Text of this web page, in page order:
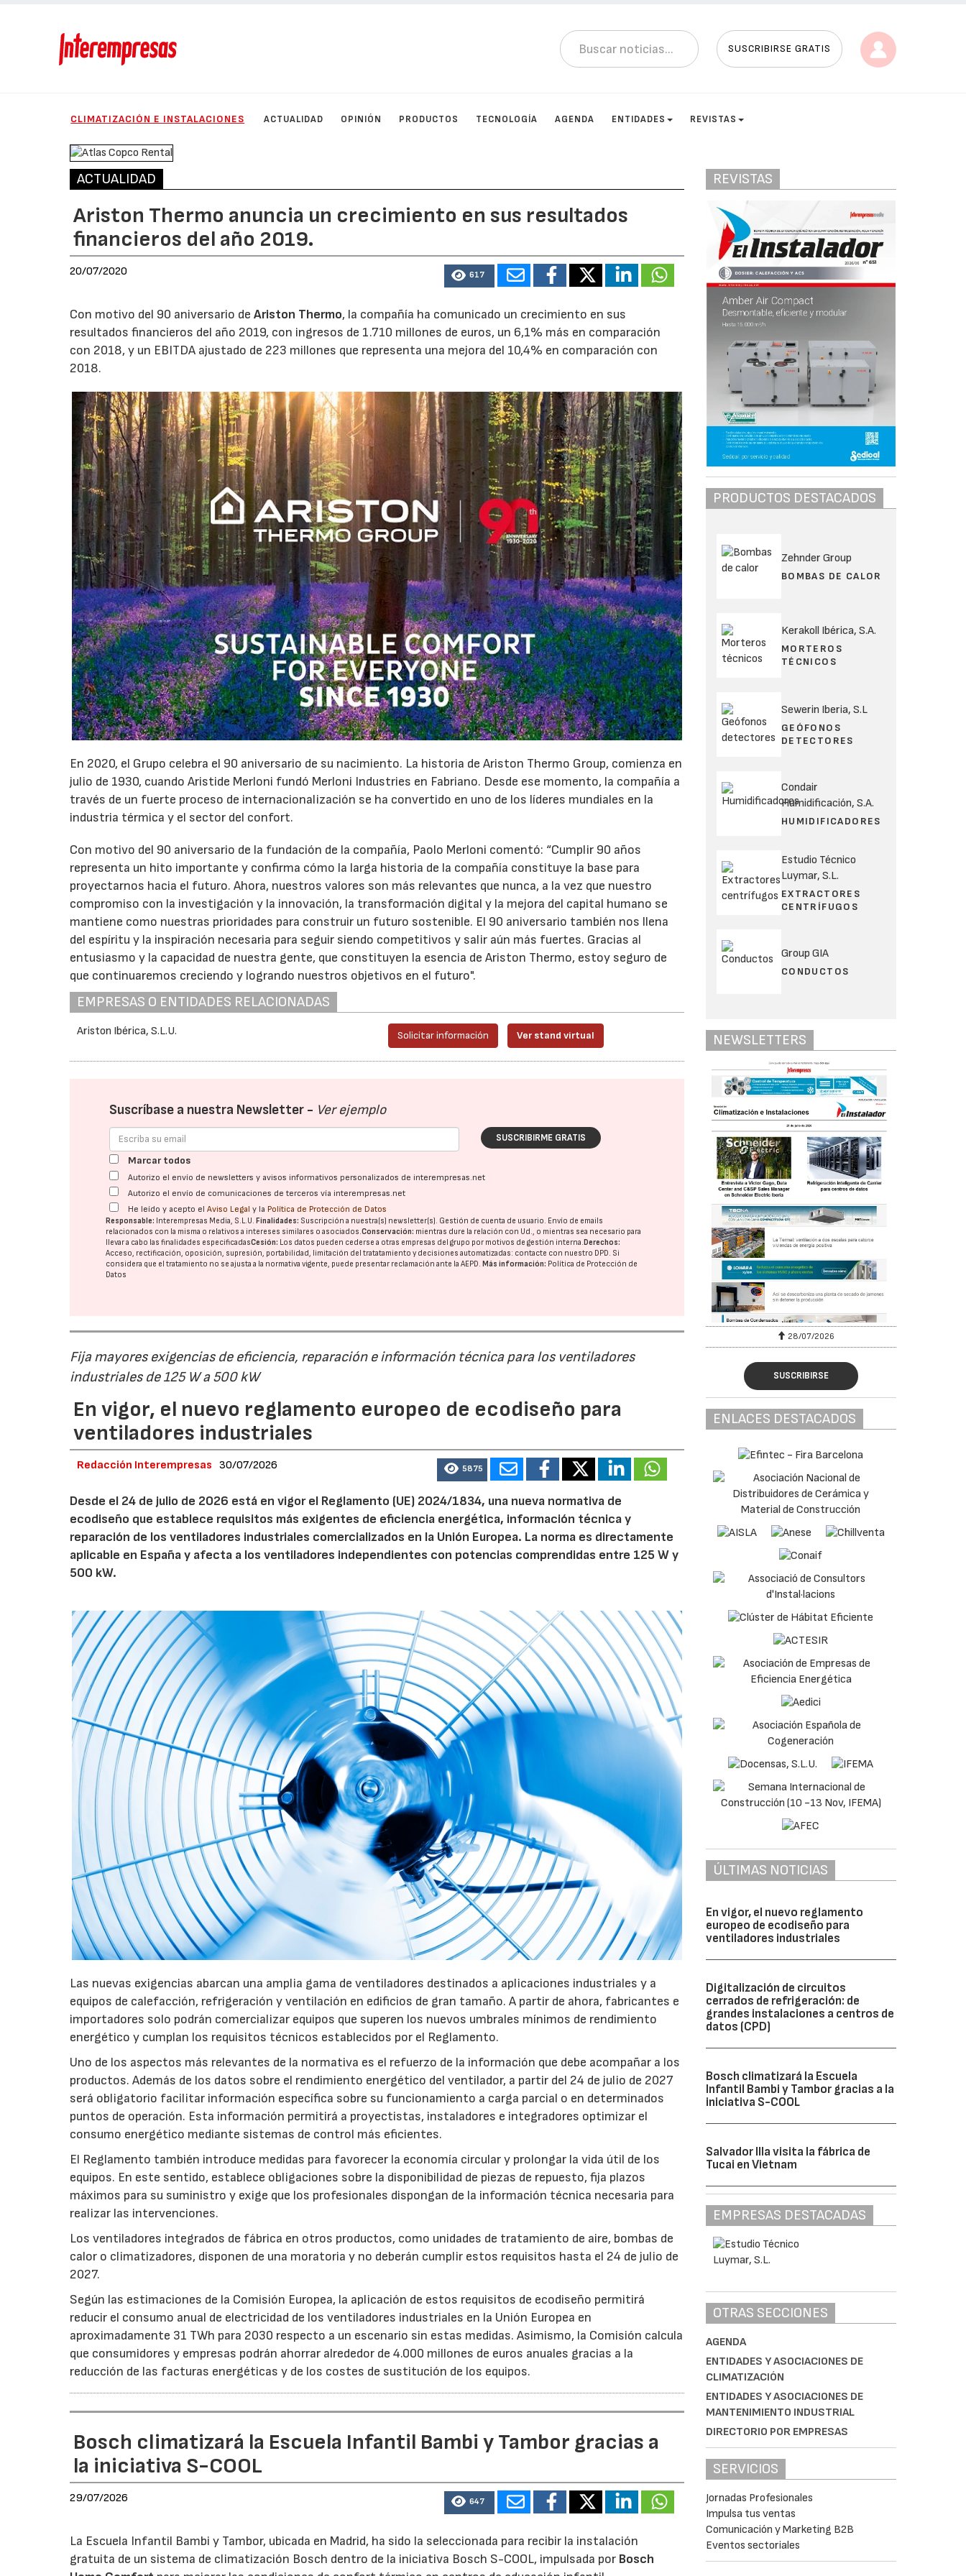
SUSCRIBIRSE GRATIS
CLIMATIZACIÓN E INSTALACIONES ACTUALIDAD OPINIÓN PRODUCTOS TECNOLOGÍA AGENDA ENTIDADES REVISTAS
ACTUALIDAD
Ariston Thermo anuncia un crecimiento en sus resultados
financieros del año 2019.
20/07/2020 617
Con motivo del 90 aniversario deAriston Thermo, la compañía ha comunicado un crecimiento en sus
resultados financieros del año 2019, con ingresos de 1.710 millones de euros, un 6,1% más en comparación
con 2018, y un EBITDA ajustado de 223 millones que representa una mejora del 10,4% en comparación con
2018.
En 2020, el Grupo celebra el 90 aniversario de su nacimiento. La historia de Ariston Thermo Group, comienza en
julio de 1930, cuando Aristide Merloni fundó Merloni Industries en Fabriano. Desde ese momento, la compañía a
través de un fuerte proceso de internacionalización se ha convertido en uno de los líderes mundiales en la
industria térmica y el sector del confort.
Con motivo del 90 aniversario de la fundación de la compañía, Paolo Merloni comentó: “Cumplir 90 años
representa un hito importante y confirma cómo la larga historia de la compañía constituye la base para
proyectarnos hacia el futuro. Ahora, nuestros valores son más relevantes que nunca, a la vez que nuestro
compromiso con la investigación y la innovación, la transformación digital y la mejora del capital humano se
mantiene como nuestras prioridades para construir un futuro sostenible. El 90 aniversario también nos llena
del espíritu y la inspiración necesaria para seguir siendo competitivos y salir aún más fuertes. Gracias al
entusiasmo y la capacidad de nuestra gente, que constituyen la esencia de Ariston Thermo, estoy seguro de
que continuaremos creciendo y logrando nuestros objetivos en el futuro".
EMPRESAS O ENTIDADES RELACIONADAS
Ariston Ibérica, S.L.U. Solicitar información Ver stand virtual
Suscríbase a nuestra Newsletter - Ver ejemplo
SUSCRIBIRME GRATIS
Marcar todos
Autorizo el envío de newsletters y avisos informativos personalizados de interempresas.net
Autorizo el envío de comunicaciones de terceros vía interempresas.net
He leído y acepto elAviso Legal y la Política de Protección de Datos
Responsable: Interempresas Media, S.L.U.Finalidades: Suscripción a nuestra(s) newsletter(s). Gestión de cuenta de usuario. Envío de emails
relacionados con la misma o relativos a intereses similares o asociados.Conservación: mientras dure la relación con Ud., o mientras sea necesario para
llevar a cabo las finalidades especificadasCesión: Los datos pueden cederse a otras empresas del grupo por motivos de gestión interna.Derechos:
Acceso, rectificación, oposición, supresión, portabilidad, limitación del tratatamiento y decisiones automatizadas: contacte con nuestro DPD. Si
considera que el tratamiento no se ajusta a la normativa vigente, puede presentar reclamación ante laAEPD.Más información: Política de Protección de
Datos
Fija mayores exigencias de eficiencia, reparación e información técnica para los ventiladores
industriales de 125 W a 500 kW
En vigor, el nuevo reglamento europeo de ecodiseño para
ventiladores industriales
Redacción Interempresas 30/07/2026 5875
Desde el 24 de julio de 2026 está en vigor el Reglamento (UE) 2024/1834, una nueva normativa de
ecodiseño que establece requisitos más exigentes de eficiencia energética, información técnica y
reparación de los ventiladores industriales comercializados en la Unión Europea. La norma es directamente
aplicable en España y afecta a los ventiladores independientes con potencias comprendidas entre 125 W y
500 kW.
Las nuevas exigencias abarcan una amplia gama de ventiladores destinados a aplicaciones industriales y a
equipos de calefacción, refrigeración y ventilación en edificios de gran tamaño. A partir de ahora, fabricantes e
importadores solo podrán comercializar equipos que superen los nuevos umbrales mínimos de rendimiento
energético y cumplan los requisitos técnicos establecidos por el Reglamento.
Uno de los aspectos más relevantes de la normativa es el refuerzo de la información que debe acompañar a los
productos. Además de los datos sobre el rendimiento energético del ventilador, a partir del 24 de julio de 2027
será obligatorio facilitar información específica sobre su funcionamiento a carga parcial o en determinados
puntos de operación. Esta información permitirá a proyectistas, instaladores e integradores optimizar el
consumo energético mediante sistemas de control más eficientes.
El Reglamento también introduce medidas para favorecer la economía circular y prolongar la vida útil de los
equipos. En este sentido, establece obligaciones sobre la disponibilidad de piezas de repuesto, fija plazos
máximos para su suministro y exige que los profesionales dispongan de la información técnica necesaria para
realizar las intervenciones.
Los ventiladores integrados de fábrica en otros productos, como unidades de tratamiento de aire, bombas de
calor o climatizadores, disponen de una moratoria y no deberán cumplir estos requisitos hasta el 24 de julio de
2027.
Según las estimaciones de la Comisión Europea, la aplicación de estos requisitos de ecodiseño permitirá
reducir el consumo anual de electricidad de los ventiladores industriales en la Unión Europea en
aproximadamente 31 TWh para 2030 respecto a un escenario sin estas medidas. Asimismo, la Comisión calcula
que consumidores y empresas podrán ahorrar alrededor de 4.000 millones de euros anuales gracias a la
reducción de las facturas energéticas y de los costes de sustitución de los equipos.
Bosch climatizará la Escuela Infantil Bambi y Tambor gracias a
la iniciativa S-COOL
29/07/2026 647
La Escuela Infantil Bambi y Tambor, ubicada en Madrid, ha sido la seleccionada para recibir la instalación
gratuita de un sistema de climatización Bosch dentro de la iniciativa Bosch S-COOL, impulsada por Bosch
REVISTAS
PRODUCTOS DESTACADOS
Zehnder Group
BOMBAS DE CALOR
Kerakoll Ibérica, S.A.
MORTEROS
TÉCNICOS
Sewerin Iberia, S.L
GEÓFONOS
DETECTORES
Condair
Humidificación, S.A.
HUMIDIFICADORES
Estudio Técnico
Luymar, S.L.
EXTRACTORES
CENTRÍFUGOS
Group GIA
CONDUCTOS
NEWSLETTERS
28/07/2026
SUSCRIBIRSE
ENLACES DESTACADOS
ÚLTIMAS NOTICIAS
En vigor, el nuevo reglamento
europeo de ecodiseño para
ventiladores industriales
Digitalización de circuitos
cerrados de refrigeración: de
grandes instalaciones a centros de
datos (CPD)
Bosch climatizará la Escuela
Infantil Bambi y Tambor gracias a la
iniciativa S-COOL
Salvador Illa visita la fábrica de
Tucai en Vietnam
EMPRESAS DESTACADAS
OTRAS SECCIONES
AGENDA
ENTIDADES Y ASOCIACIONES DE
CLIMATIZACIÓN
ENTIDADES Y ASOCIACIONES DE
MANTENIMIENTO INDUSTRIAL
DIRECTORIO POR EMPRESAS
SERVICIOS
Jornadas Profesionales
Impulsa tus ventas
Comunicación y Marketing B2B
Eventos sectoriales